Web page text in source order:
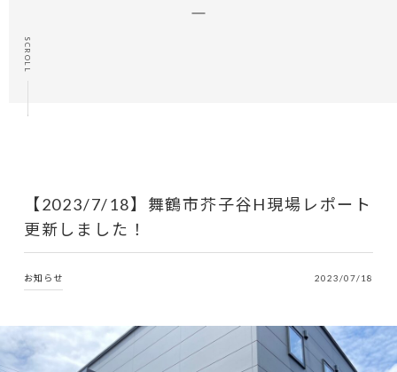
SCROLL
【2023/7/18】舞鶴市芥子谷H現場レポート
更新しました！
お知らせ 2023/07/18